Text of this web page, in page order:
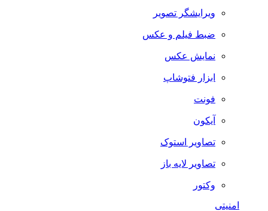
ویرایشگر تصویر
ضبط فيلم و عكس
نمایش عکس
ابزار فتوشاپ
فونت
آیکون
تصاویر استوک
تصاویر لایه باز
وکتور
امنیتی